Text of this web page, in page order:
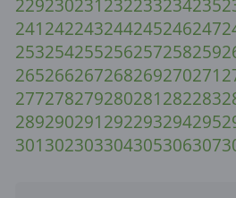
229230231232233234235
241242243244245246247
253254255256257258259
265266267268269270271
277278279280281282283
289290291292293294295
301302303304305306307